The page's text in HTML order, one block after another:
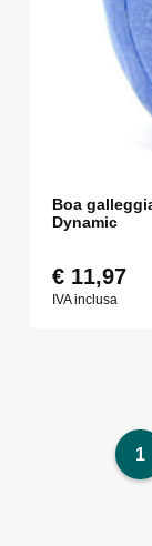
Boa
Dynamic
€11,97
IVA inclusa
1